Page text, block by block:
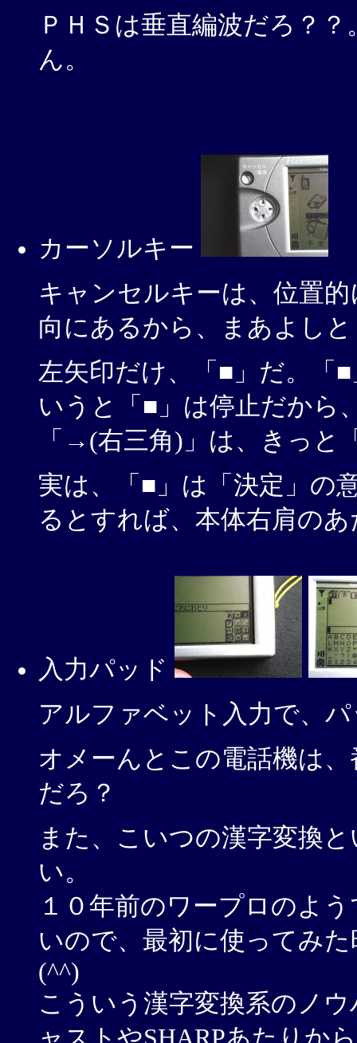
ＰＨＳは垂直編波だろ？
ん。
カーソルキー
キャンセルキーは、位置
向にあるから、まあよし
左矢印だけ、「■」だ。「
いうと「■」は停止だから
「→(右三角)」は、きっと
実は、「■」は「決定」の
るとすれば、本体右肩の
入力パッド
アルファベット入力で、
オメーんとこの電話機は
だろ？
また、こいつの漢字変換
い。
１０年前のワープロのよ
いので、最初に使ってみ
(^^)
こういう漢字変換系のノ